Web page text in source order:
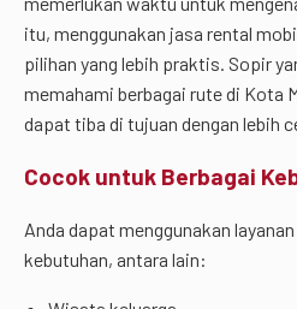
itu, menggunakan jasa rental
pilihan yang lebih praktis. Sopir
memahami berbagai rute di Kota
dapat tiba di tujuan dengan lebih
Cocok untuk Berbagai
Anda dapat menggunakan
kebutuhan, antara lain: